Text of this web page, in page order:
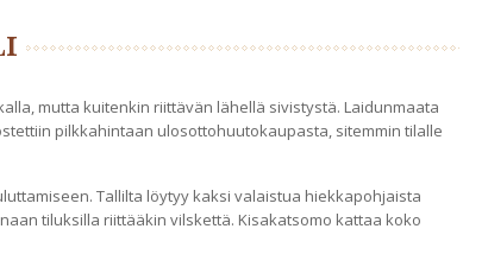
mutta kuitenkin riittävän lähellä sivistystä. Laidunmaata
pilkkahintaan ulosottohuutokaupasta, sitemmin tilalle
Tallilta löytyy kaksi valaistua hiekkapohjaista
tiluksilla riittääkin vilskettä. Kisakatsomo kattaa koko